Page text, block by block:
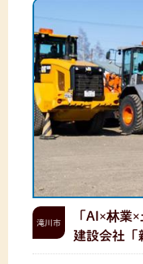
滝川市
「AI×林業
建設会社「